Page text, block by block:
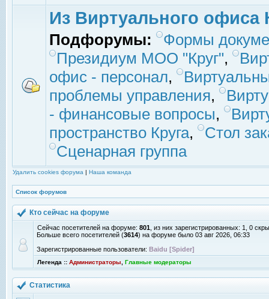
Из Виртуального офиса
Подфорумы:
Формы
Президиум МОО "Круг",
офис - персонал,
проблемы управления,
- финансовые вопросы,
пространство Круга,
Стол
Сценарная группа
Удалить cookies форума | Наша команда
Список форумов
Кто сейчас на форуме
Сейчас посетителей на форуме: 801 , из них зарегистрированных: 1, 0
Больше всего посетителей (3614) на форуме было 03 авг 2026, 06:33
Зарегистрированные пользователи: Baidu [Spider]
Легенда :: Администраторы Главные модераторы
Статистика